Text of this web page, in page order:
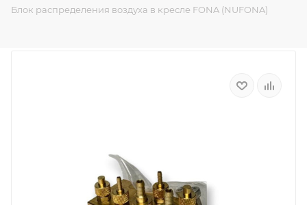
Блок распределения воздуха в кресле FONA (NUFONA)